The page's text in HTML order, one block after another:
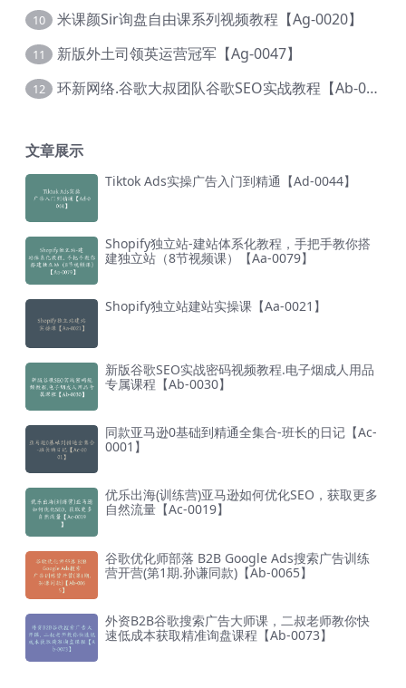
10 米课颜Sir询盘自由课系列视频教程【Ag-0020】
11 新版外土司领英运营冠军【Ag-0047】
12 环新网络.谷歌大叔团队谷歌SEO实战教程【Ab-0024】
文章展示
Tiktok Ads实操广告入门到精通【Ad-0044】
Shopify独立站-建站体系化教程，手把手教你搭
建独立站（8节视频课）【Aa-0079】
Shopify独立站建站实操课【Aa-0021】
新版谷歌SEO实战密码视频教程.电子烟成人用品
专属课程【Ab-0030】
同款亚马逊0基础到精通全集合-班长的日记【Ac-
0001】
优乐出海(训练营)亚马逊如何优化SEO，获取更多
自然流量【Ac-0019】
谷歌优化师部落 B2B Google Ads搜索广告训练
营开营(第1期.孙谦同款)【Ab-0065】
外资B2B谷歌搜索广告大师课，二叔老师教你快
速低成本获取精准询盘课程【Ab-0073】